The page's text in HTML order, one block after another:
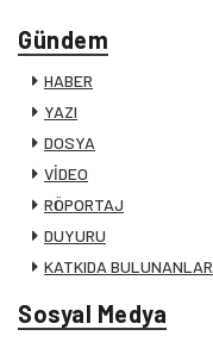
Gündem
HABER
YAZI
DOSYA
VİDEO
RÖPORTAJ
DUYURU
KATKIDA BULUNANLAR
Sosyal Medya